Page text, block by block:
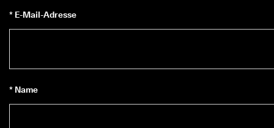
* E-Mail-Adresse
* Name